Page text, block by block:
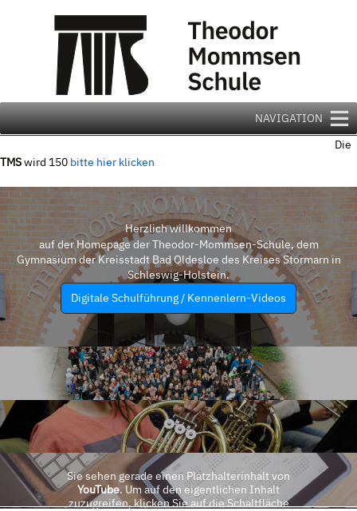
NAVIGATION
Die
TMSwird 150 bitte hier klicken
Herzlich willkommen
auf der Homepage der Theodor-Mommsen-Schule, dem
Gymnasium der Kreisstadt Bad Oldesloe des Kreises Stormarn in
Schleswig-Holstein.
Digitale Schulführung / Kennenlern-Videos
Sie sehen gerade einen Platzhalterinhalt von
YouTube. Um auf den eigentlichen Inhalt
zuzugreifen, klicken Sie auf die Schaltfläche